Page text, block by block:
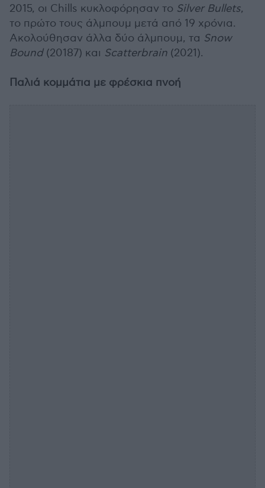
2015, οι Chills κυκλοφόρησαν το Silver Bullets,
το πρώτο τους άλμπουμ μετά από 19 χρόνια.
Ακολούθησαν άλλα δύο άλμπουμ, τα Snow
Bound(20187) και Scatterbrain (2021).
Παλιά κομμάτια με φρέσκια πνοή